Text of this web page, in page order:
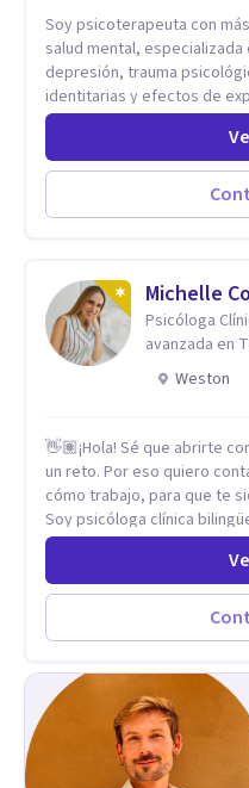
Soy psicoterapeuta con
salud mental,
depresión, trauma
identitarias y efectos de
Ofrezco un espacio
profundamente humano,
transformarse en
psicoanálisis, terapia
Psicología Analítica
perspectivas
simbólico con el
proceso terapéutico es
Michelle
Psicóloga
avanzada en
Emocional.
Weston
👋🏽¡Hola! Sé que abrirte
un reto. Por eso quiero
cómo trabajo, para que te
Soy psicóloga clínica
experiencia. He dictado
ejercido como profesora
vivido en varios países y
significa ser migrante,
nuevo.